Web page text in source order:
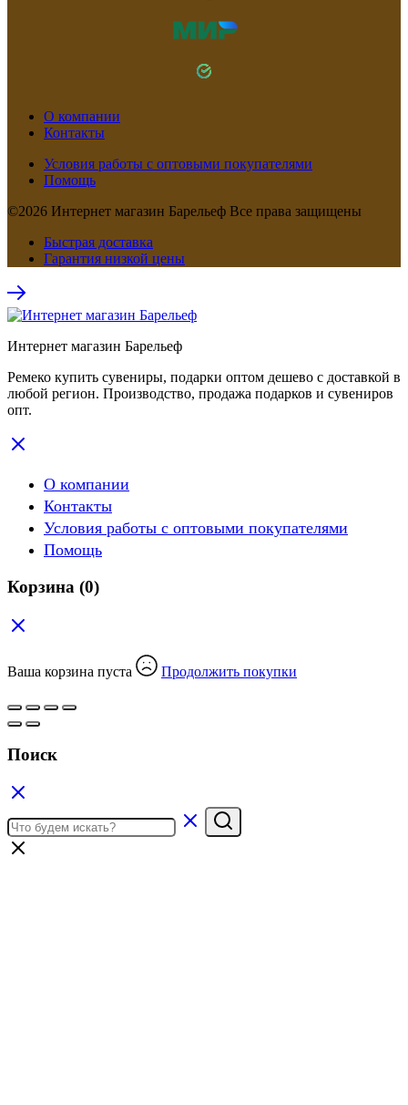
О компании
Контакты
Условия работы с оптовыми покупателями
Помощь
©2026 Интернет магазин Барельеф Все права защищены
Быстрая доставка
Гарантия низкой цены
Интернет магазин Барельеф
Ремеко купить сувениры, подарки оптом дешево с доставкой в
любой регион. Производство, продажа подарков и сувениров
опт.
О компании
Контакты
Условия работы с оптовыми покупателями
Помощь
Корзина (0)
Ваша корзина пуста Продолжить покупки
Поиск